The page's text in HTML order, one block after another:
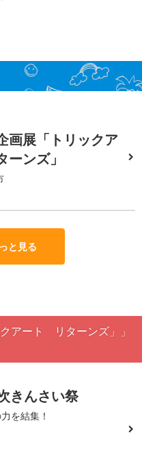
画展「トリックア
ンズ」
と見る
アート リターンズ」」
きんさい祭
を結集！